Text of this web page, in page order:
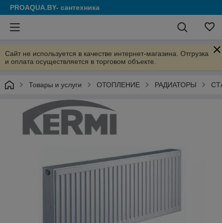
PROAQUA.BY- сантехника
Сайт не используется в качестве интернет-магазина. Отгрузка
и оплата осуществляется в торговом объекте.
Товары и услуги ОТОПЛЕНИЕ РАДИАТОРЫ